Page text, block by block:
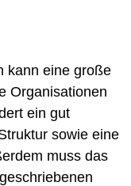
kann eine große
Organisationen
ein gut
sowie eine
muss das